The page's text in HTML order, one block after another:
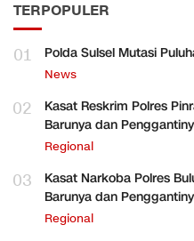
TERPOPULER
01 Polda Sulsel Mutasi
News
02
Kasat Reskrim Polres
Barunya dan
Regional
03
Kasat Narkoba Polres
Barunya dan
Regional